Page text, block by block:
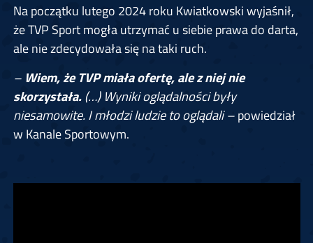
Na początku lutego 2024 roku Kwiatkowski wyjaśnił,
że TVP Sport mogła utrzymać u siebie prawa do darta,
ale nie zdecydowała się na taki ruch.
– Wiem, że TVP miała ofertę, ale z niej nie
skorzystała.(…) Wyniki oglądalności były
niesamowite. I młodzi ludzie to oglądali –powiedział
w Kanale Sportowym.